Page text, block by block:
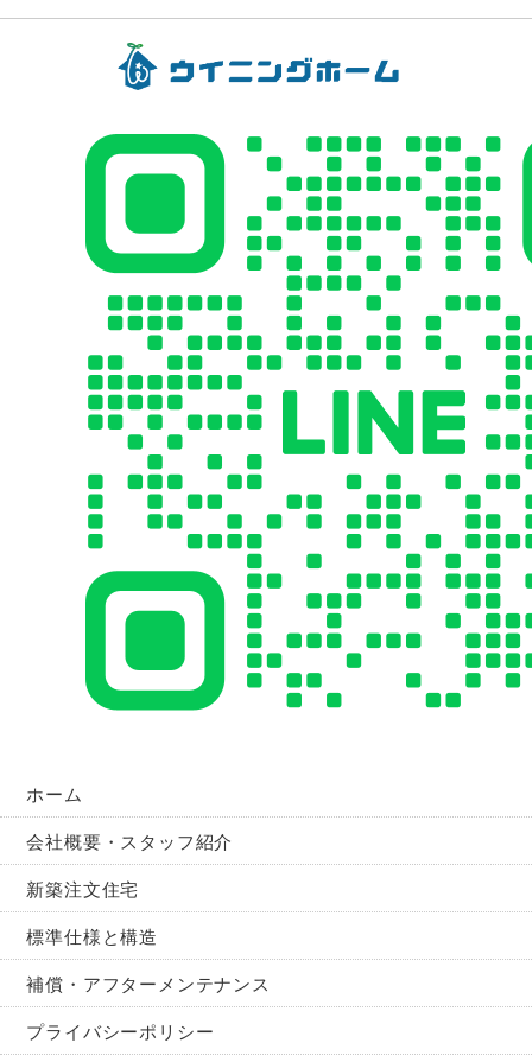
ホーム
会社概要・スタッフ紹介
新築注文住宅
標準仕様と構造
補償・アフターメンテナンス
プライバシーポリシー